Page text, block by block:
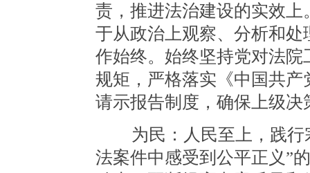
责，推进法治建设的实效
于从政治上观察、分析和
作始终。始终坚持党对法
规矩，严格落实《中国共
请示报告制度，确保上级
为民：人民至上，践行
法案件中感受到公平正义”